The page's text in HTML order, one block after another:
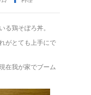
る鶏そぼろ丼。
がとても上手にで
在我が家でブーム